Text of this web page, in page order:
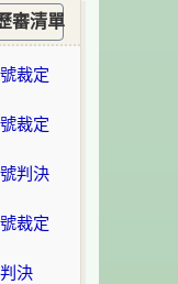
審清單
裁定
裁定
判決
裁定
決